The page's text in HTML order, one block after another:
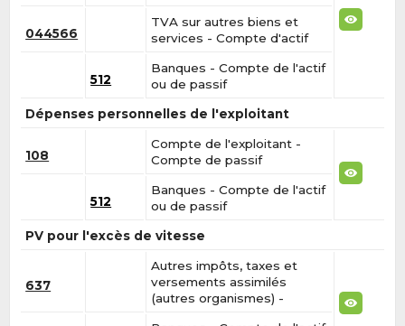
044566
TVA sur autres biens et
services - Compte d'actif
512
Banques - Compte de l'actif
ou de passif
Dépenses personnelles de l'exploitant
108
Compte de l'exploitant -
Compte de passif
512
Banques - Compte de l'actif
ou de passif
PV pour l'excès de vitesse
637
Autres impôts, taxes et
versements assimilés
(autres organismes) -